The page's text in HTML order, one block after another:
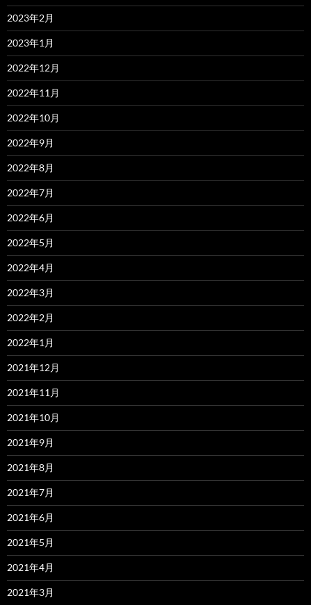
2023年2月
2023年1月
2022年12月
2022年11月
2022年10月
2022年9月
2022年8月
2022年7月
2022年6月
2022年5月
2022年4月
2022年3月
2022年2月
2022年1月
2021年12月
2021年11月
2021年10月
2021年9月
2021年8月
2021年7月
2021年6月
2021年5月
2021年4月
2021年3月